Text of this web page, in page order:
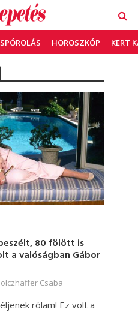
SPÓROLÁS HOROSZKÓP KERT
80 fölött is
a valóságban Gábor
Csaba
rólam! Ez volt a